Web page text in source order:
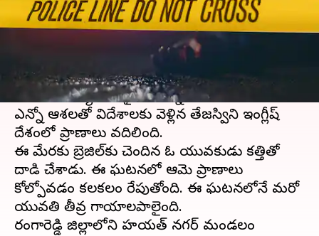
వ్రాసిన వారు TEJAVYAS BESTHA Jun 14, 2023 05:36 pm
హైదరాబాద్యువతి ఇంగ్లాండ్ రాజధాని లండన్ లో
దారుణ హత్యకు గురైంది. ఉన్నత చదువుల కోసం
ఎన్నో ఆశలతో విదేశాలకు వెళ్లిన తేజస్విని ఇంగ్లీష్
దేశంలో ప్రాణాలు వదిలింది.
ఈ మేరకు బ్రెజిల్‌కు చెందిన ఓ యువకుడు కత్తితో
దాడి చేశాడు. ఈ ఘటనలో ఆమె ప్రాణాలు
కోల్పోవడం కలకలం రేపుతోంది. ఈ ఘటనలోనే మరో
యువతి తీవ్ర గాయాలపాలైంది.
రంగారెడ్డి జిల్లాలోని హయత్ నగర్ మండలం